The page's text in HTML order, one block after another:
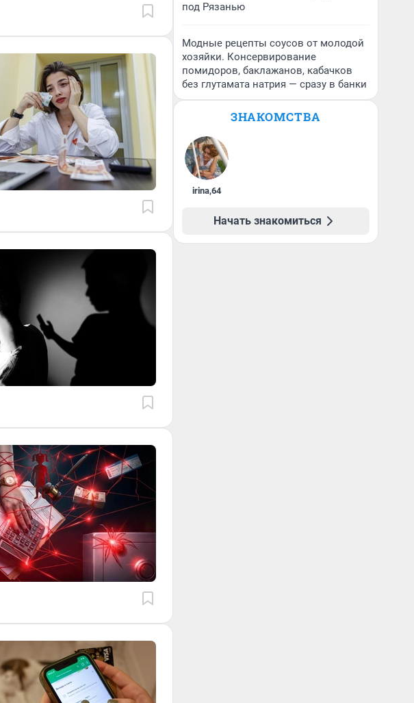
под Рязанью
Модные рецепты соусов от молодой
хозяйки. Консервирование
помидоров, баклажанов, кабачков
без глутамата натрия — сразу в банки
ЗНАКОМСТВА
irina,64
Начать знакомиться